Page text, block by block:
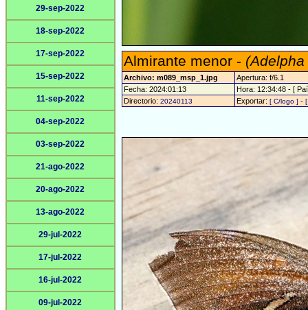
29-sep-2022
18-sep-2022
17-sep-2022
15-sep-2022
11-sep-2022
04-sep-2022
03-sep-2022
21-ago-2022
20-ago-2022
13-ago-2022
29-jul-2022
17-jul-2022
16-jul-2022
09-jul-2022
Almirante menor -
Archivo: m089_msp_1.jpg
Apertura: f/6.1
Fecha: 2024:01:13
Hora: 12:34:48 - [
Directorio: 20240113 Exportar: [ C/logo ] -